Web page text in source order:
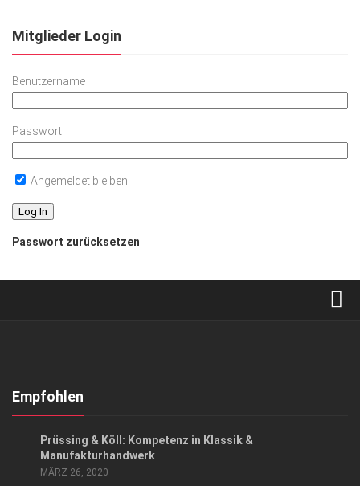
Mitglieder Login
Benutzername
Passwort
Angemeldet bleiben
Passwort zurücksetzen
Kontakt, Impressum
Empfohlen
Prüssing & Köll: Kompetenz in Klassik &
Manufakturhandwerk
MÄRZ 26, 2020